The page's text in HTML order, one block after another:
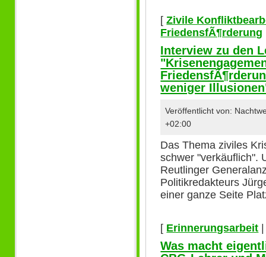
[Zivile
FriedensfÃ¶rderung
Interview zu den
weniger
Veröffentlicht von:
+02:00
Das Thema ziviles
schwer "verkäuflich".
Reutlinger
Politikredakteurs
einer ganze Seite
[ Erinnerungsarbeit
Was macht